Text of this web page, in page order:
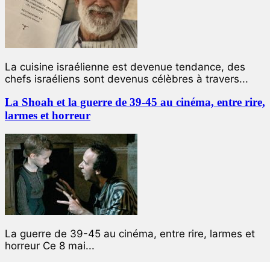
La cuisine israélienne est devenue tendance, des
chefs israéliens sont devenus célèbres à travers...
La Shoah et la guerre de 39-45 au cinéma, entre rire,
larmes et horreur
La guerre de 39-45 au cinéma, entre rire, larmes et
horreur Ce 8 mai...